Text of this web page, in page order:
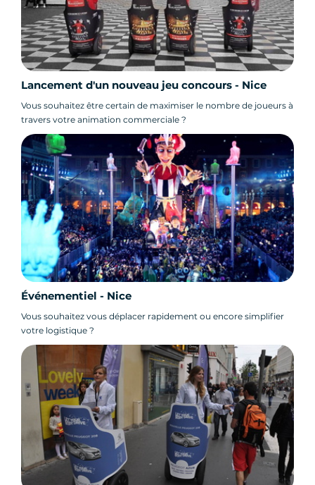
Lancement d'un nouveau jeu concours - Nice
Vous souhaitez être certain de maximiser le nombre de joueurs à
travers votre animation commerciale ?
Événementiel - Nice
Vous souhaitez vous déplacer rapidement ou encore simplifier
votre logistique ?